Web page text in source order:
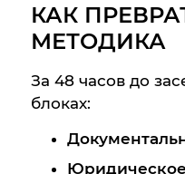
КАК
МЕТОДИКА
За 48 часов до
блоках: